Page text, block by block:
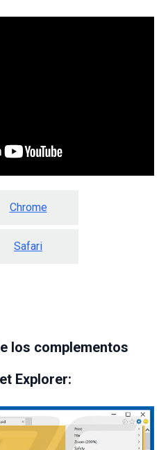
Chrome
Safari
los complementos
Explorer: